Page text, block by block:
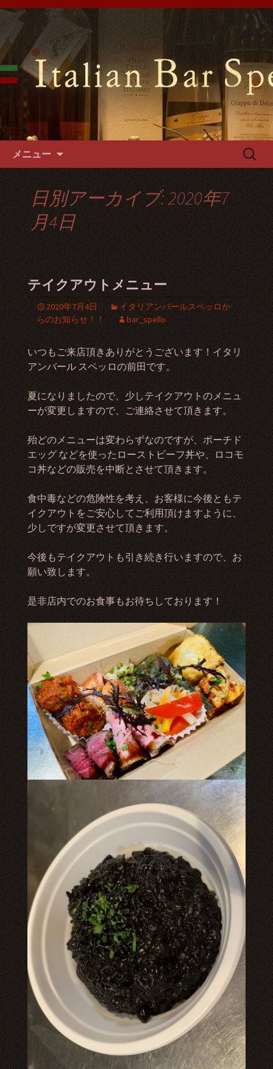
難波千日前のイタリアンバール
スペッロで貸切パーティーを
難波千日前の「イタリアンバールスペ
ッロ」はイタリアの郷土料理や手づく
るパスタやフォカッチャをご用意。1
階～3階席とございますので貸切パー
ティーでご利用可能です。
メニュー
検
日別アーカイブ: 2020年7
月4日
テイクアウトメニュー
2020年7月4日
イタリアンバールスペッロか
らのお知らせ！！
bar_spello
いつもご来店頂きありがとうございます！イタリ
アンバール スペッロの前田です。
夏になりましたので、少しテイクアウトのメニュ
ーが変更しますので、ご連絡させて頂きます。
殆どのメニューは変わらずなのですが、ポーチド
エッグ などを使ったローストビーフ丼や、ロコモ
コ丼などの販売を中断とさせて頂きます。
食中毒などの危険性を考え、お客様に今後ともテ
イクアウトをご安心してご利用頂けますように、
少しですが変更させて頂きます。
今後もテイクアウトも引き続き行いますので、お
願い致します。
是非店内でのお食事もお待ちしております！